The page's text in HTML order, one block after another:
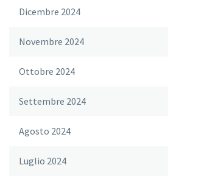
Dicembre 2024
Novembre 2024
Ottobre 2024
Settembre 2024
Agosto 2024
Luglio 2024